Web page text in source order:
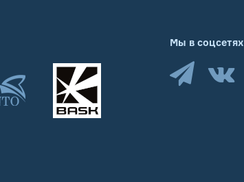
Мы в соцсетях